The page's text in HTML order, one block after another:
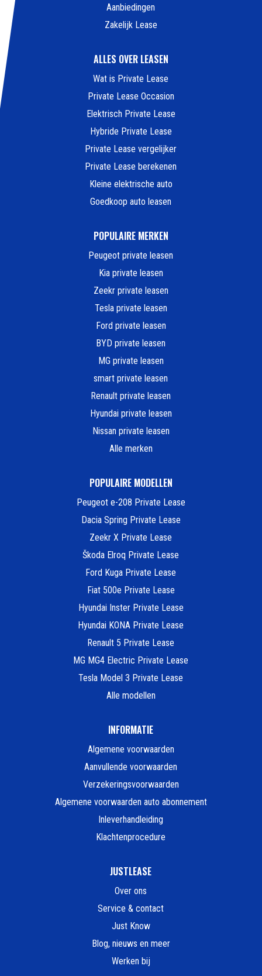
Aanbiedingen
Zakelijk Lease
ALLES OVER LEASEN
Wat is Private Lease
Private Lease Occasion
Elektrisch Private Lease
Hybride Private Lease
Private Lease vergelijker
Private Lease berekenen
Kleine elektrische auto
Goedkoop auto leasen
POPULAIRE MERKEN
Peugeot private leasen
Kia private leasen
Zeekr private leasen
Tesla private leasen
Ford private leasen
BYD private leasen
MG private leasen
smart private leasen
Renault private leasen
Hyundai private leasen
Nissan private leasen
Alle merken
POPULAIRE MODELLEN
Peugeot e-208 Private Lease
Dacia Spring Private Lease
Zeekr X Private Lease
Škoda Elroq Private Lease
Ford Kuga Private Lease
Fiat 500e Private Lease
Hyundai Inster Private Lease
Hyundai KONA Private Lease
Renault 5 Private Lease
MG MG4 Electric Private Lease
Tesla Model 3 Private Lease
Alle modellen
INFORMATIE
Algemene voorwaarden
Aanvullende voorwaarden
Verzekeringsvoorwaarden
Algemene voorwaarden auto abonnement
Inleverhandleiding
Klachtenprocedure
JUSTLEASE
Over ons
Service & contact
Just Know
Blog, nieuws en meer
Werken bij